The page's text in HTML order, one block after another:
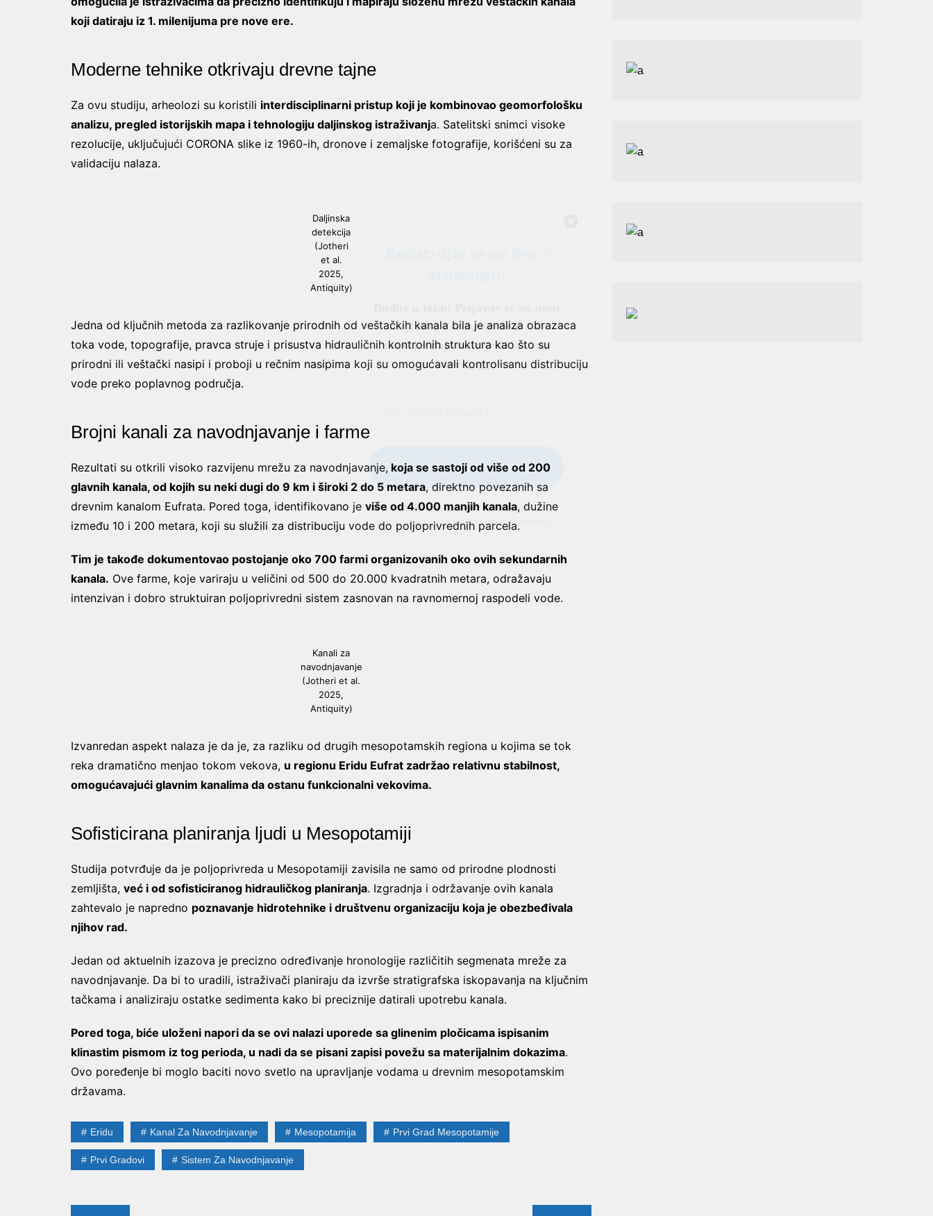
koji datiraju iz 1. milenijuma pre nove ere.
Moderne tehnike otkrivaju drevne tajne
Za ovu studiju, arheolozi su koristili interdisciplinarni pristup koji je kombinovao geomorfološku
analizu, pregled istorijskih mapa i tehnologiju daljinskog istraživanja. Satelitski snimci visoke
rezolucije, uključujući CORONA slike iz 1960-ih, dronove i zemaljske fotografije, korišćeni su za
validaciju nalaza.
Daljinska
detekcija
(Jotheri
et al.
2025,
Antiquity)
Jedna od ključnih metoda za razlikovanje prirodnih od veštačkih kanala bila je analiza obrazaca
toka vode, topografije, pravca struje i prisustva hidrauličnih kontrolnih struktura kao što su
prirodni ili veštački nasipi i proboji u rečnim nasipima koji su omogućavali kontrolisanu distribuciju
vode preko poplavnog područja.
Brojni kanali za navodnjavanje i farme
Rezultati su otkrili visoko razvijenu mrežu za navodnjavanje, koja se sastoji od više od 200
glavnih kanala, od kojih su neki dugi do 9 km i široki 2 do 5 metara, direktno povezanih sa
drevnim kanalom Eufrata. Pored toga, identifikovano je više od 4.000 manjih kanala, dužine
između 10 i 200 metara, koji su služili za distribuciju vode do poljoprivrednih parcela.
Tim je takođe dokumentovao postojanje oko 700 farmi organizovanih oko ovih sekundarnih
kanala. Ove farme, koje variraju u veličini od 500 do 20.000 kvadratnih metara, odražavaju
intenzivan i dobro struktuiran poljoprivredni sistem zasnovan na ravnomernoj raspodeli vode.
Kanali za
navodnjavanje
(Jotheri et al.
2025,
Antiquity)
Izvanredan aspekt nalaza je da je, za razliku od drugih mesopotamskih regiona u kojima se tok
reka dramatično menjao tokom vekova, u regionu Eridu Eufrat zadržao relativnu stabilnost,
omogućavajući glavnim kanalima da ostanu funkcionalni vekovima.
Sofisticirana planiranja ljudi u Mesopotamiji
Studija potvrđuje da je poljoprivreda u Mesopotamiji zavisila ne samo od prirodne plodnosti
zemljišta, već i od sofisticiranog hidrauličkog planiranja. Izgradnja i održavanje ovih kanala
zahtevalo je napredno poznavanje hidrotehnike i društvenu organizaciju koja je obezbeđivala
njihov rad.
Jedan od aktuelnih izazova je precizno određivanje hronologije različitih segmenata mreže za
navodnjavanje. Da bi to uradili, istraživači planiraju da izvrše stratigrafska iskopavanja na ključnim
tačkama i analiziraju ostatke sedimenta kako bi preciznije datirali upotrebu kanala.
Pored toga, biće uloženi napori da se ovi nalazi uporede sa glinenim pločicama ispisanim
klinastim pismom iz tog perioda, u nadi da se pisani zapisi povežu sa materijalnim dokazima.
Ovo poređenje bi moglo baciti novo svetlo na upravljanje vodama u drevnim mesopotamskim
državama.
Registrujte se na Sve o
Eridu Kanal Za Navodnjavanje Mesopotamija Prvi Grad Mesopotamije
Prvi Gradovi Sistem Za Navodnjavanje